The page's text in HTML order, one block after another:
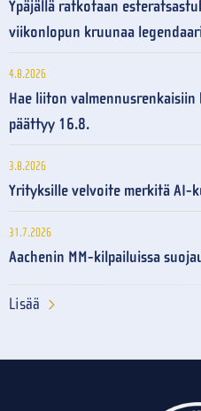
Ypäjällä ratkotaan
viikonlopun kruunaa
4.8.2026
Hae liiton
päättyy 16.8.
3.8.2026
Yrityksille velvoite merkitä AI-
31.7.2026
Aachenin MM-kilpailuissa
Lisää